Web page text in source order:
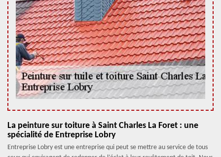
La peinture sur toiture à Saint Charles La Foret : une
spécialité de Entreprise Lobry
Entreprise Lobry est une entreprise qui peut se mettre au service de tous